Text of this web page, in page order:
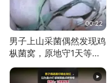
00:22
男子上山采菌偶然发现鸡
枞菌窝，原地守1天等它
长大：挖了140多朵